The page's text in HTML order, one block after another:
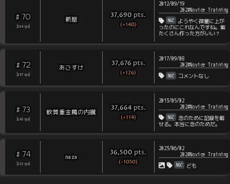
# 70
[264 rps
新屋 37,690 pts.
(+140)
2012/09/19
202#Novice Training
NGC
ようやく微量に上が
ったのにこれなんですね。紫
たくさん作った方がいい？
# 72
[247 rps
あごすけ 37,676 pts.
(+126)
2017/09/08
202#Novice Training
NGC コメントなし
# 73
[240 rps
軟質重金属の内臓 37,664 pts.
(+114)
2013/05/02
202#Novice Training
NGC
念のために記録を載
せる。本当に念のためだ。
# 74
[233 rps
naza 36,500 pts.
(-1050)
2023/06/02
202#Novice Training
NGC ども